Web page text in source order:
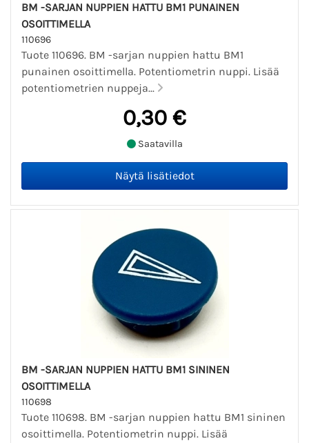
BM -SARJAN NUPPIEN HATTU BM1 PUNAINEN
OSOITTIMELLA
110696
Tuote 110696. BM -sarjan nuppien hattu BM1
punainen osoittimella. Potentiometrin nuppi. Lisää
potentiometrien nuppeja...
0,30 €
Saatavilla
BM -SARJAN NUPPIEN HATTU BM1 SININEN
OSOITTIMELLA
110698
Tuote 110698. BM -sarjan nuppien hattu BM1 sininen
osoittimella. Potentiometrin nuppi. Lisää